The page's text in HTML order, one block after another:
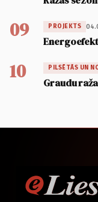
09 PROJEKTS
10 PILSĒTĀS UN
Graudu